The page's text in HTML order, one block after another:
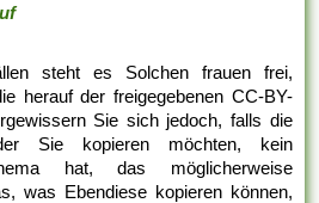
steht es Solchen frauen frei,
herauf der freigegebenen CC-BY-
Sie sich jedoch, falls die
Sie kopieren möchten, kein
hat, das möglicherweise
was Ebendiese kopieren können,